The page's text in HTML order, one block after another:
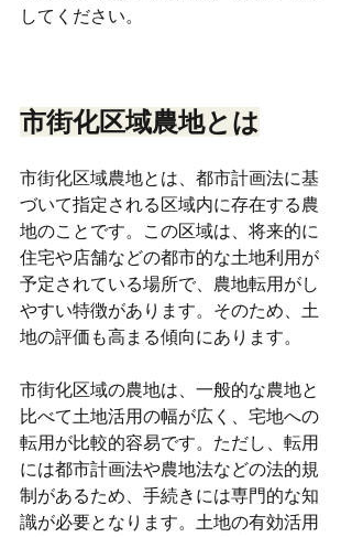
してください。
市街化区域農地とは
市街化区域農地とは、都市計画法に基
づいて指定される区域内に存在する農
地のことです。この区域は、将来的に
住宅や店舗などの都市的な土地利用が
予定されている場所で、農地転用がし
やすい特徴があります。そのため、土
地の評価も高まる傾向にあります。
市街化区域の農地は、一般的な農地と
比べて土地活用の幅が広く、宅地への
転用が比較的容易です。ただし、転用
には都市計画法や農地法などの法的規
制があるため、手続きには専門的な知
識が必要となります。土地の有効活用